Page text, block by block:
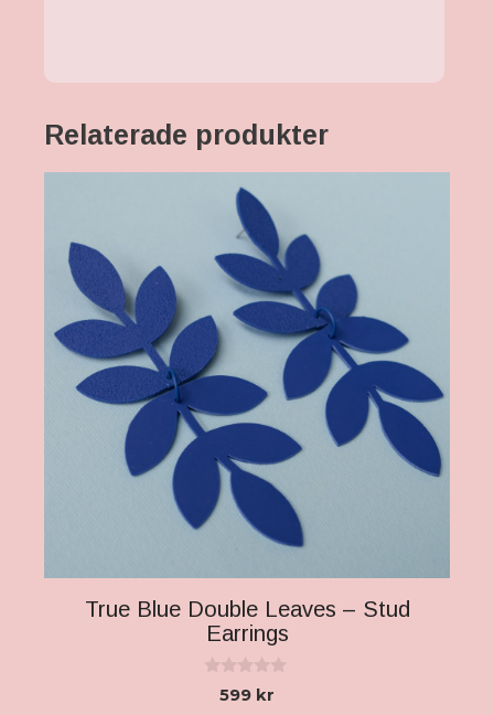
Relaterade produkter
True Blue Double Leaves – Stud
Earrings
599 kr